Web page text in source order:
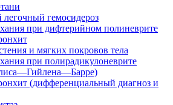
гемосидероз
при дифтерийном полиневрите
и мягких покровов тела
при полирадикулоневрите
(дифференциальный диагноз и